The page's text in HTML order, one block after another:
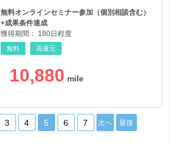
無料オンラインセミナー参加（個別相談含む）
+成果条件達成
獲得期間：
180日程度
無料 高還元
10,880
3 4 5 6 7 次へ 最後